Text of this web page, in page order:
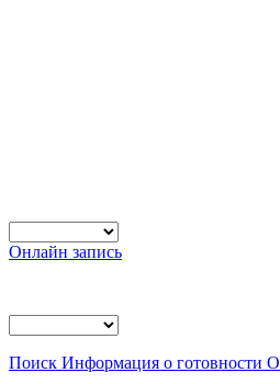
Онлайн запись
Поиск Информация о готовности